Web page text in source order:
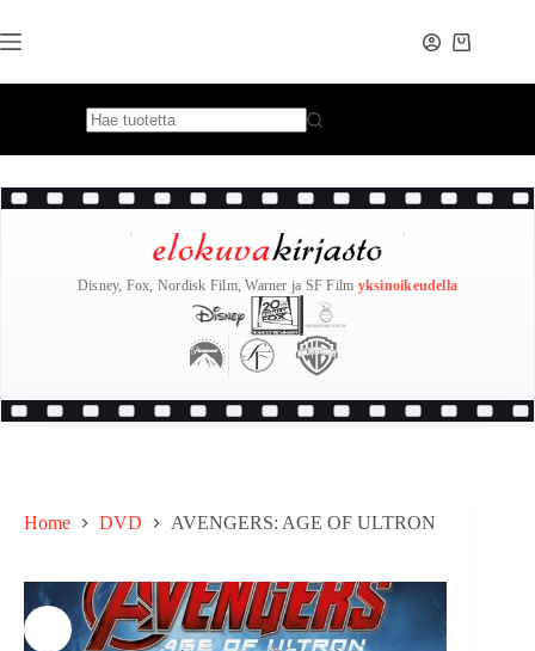
to
content
Disney, Fox, Nordisk Film, Warner ja SF Film yksinoikeudella
Home DVD AVENGERS: AGE OF ULTRON